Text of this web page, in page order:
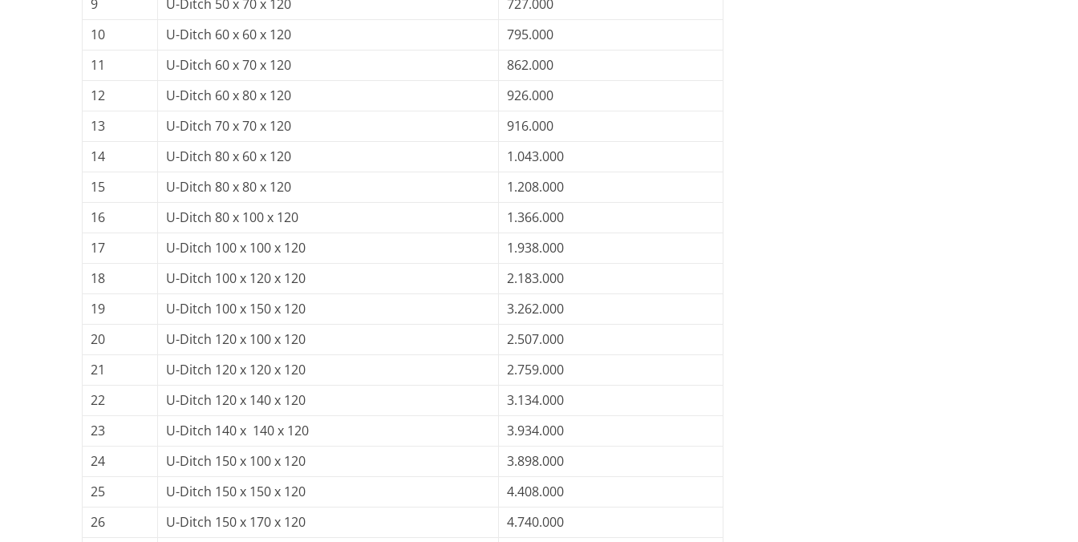
9
U-Ditch 50 x 70 x 120
727.000
10
U-Ditch 60 x 60 x 120
795.000
11
U-Ditch 60 x 70 x 120
862.000
12
U-Ditch 60 x 80 x 120
926.000
13
U-Ditch 70 x 70 x 120
916.000
14
U-Ditch 80 x 60 x 120
1.043.000
15
U-Ditch 80 x 80 x 120
1.208.000
16
U-Ditch 80 x 100 x 120
1.366.000
17
U-Ditch 100 x 100 x 120
1.938.000
18
U-Ditch 100 x 120 x 120
2.183.000
19
U-Ditch 100 x 150 x 120
3.262.000
20
U-Ditch 120 x 100 x 120
2.507.000
21
U-Ditch 120 x 120 x 120
2.759.000
22
U-Ditch 120 x 140 x 120
3.134.000
23
U-Ditch 140 x 140 x 120
3.934.000
24
U-Ditch 150 x 100 x 120
3.898.000
25
U-Ditch 150 x 150 x 120
4.408.000
26
U-Ditch 150 x 170 x 120
4.740.000